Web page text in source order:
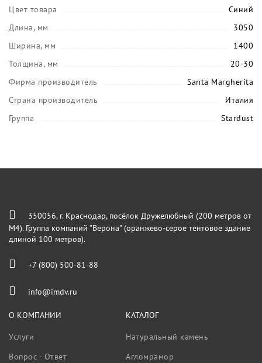
Цвет товара
Синий
Длина, мм
3050
Ширина, мм
1400
Толщина, мм
20-30
Фирма производитель
Santa Margherita
Страна производитель
Италия
Группа
Stardust
350056, г. Краснодар, посёлок Дружелюбный (200 метров от
М4). Группа компаний "Верона" (оранжево-серое тентовое здание
длиной 100 метров).
+7 (800) 500-81-88
info@imdv.ru
О КОМПАНИИ
Услуги
Вопрос - Ответ
КАТАЛОГ
Натуральный камень
Агломрамор